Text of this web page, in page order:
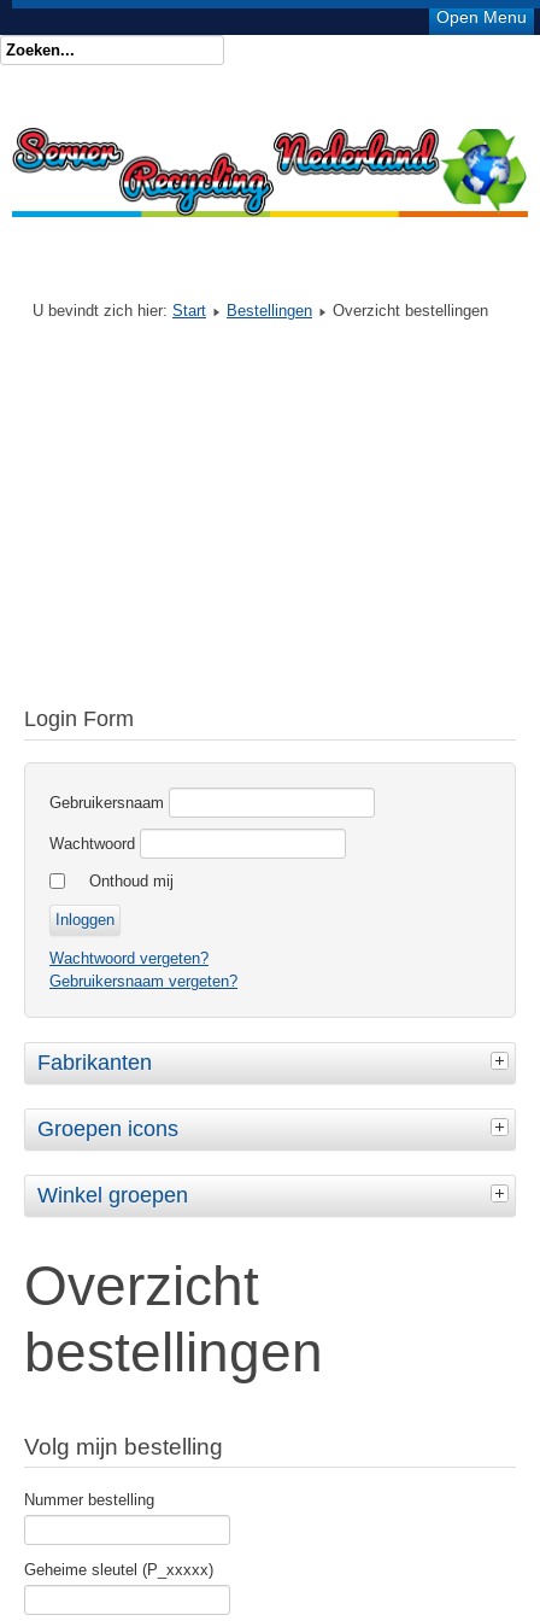
Open Menu
U bevindt zich hier: Start Bestellingen Overzicht bestellingen
Login Form
Gebruikersnaam
Wachtwoord
Onthoud mij
Wachtwoord vergeten?
Gebruikersnaam vergeten?
Fabrikanten
Groepen icons
Winkel groepen
Overzicht
bestellingen
Volg mijn bestelling
Nummer bestelling
Geheime sleutel (P_xxxxx)